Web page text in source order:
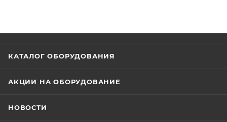
КАТАЛОГ ОБОРУДОВАНИЯ
АКЦИИ НА ОБОРУДОВАНИЕ
НОВОСТИ